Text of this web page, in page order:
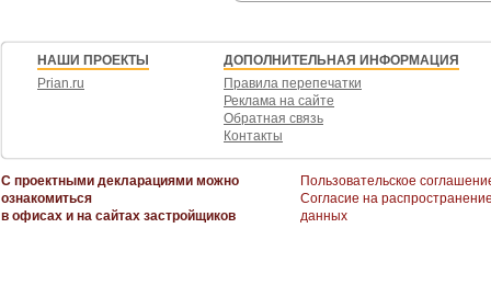
НАШИ ПРОЕКТЫ
Prian.ru
ДОПОЛНИТЕЛЬНАЯ ИНФОРМАЦИЯ
Правила перепечатки
Реклама на сайте
Обратная связь
Контакты
С проектными декларациями можно
ознакомиться
в офисах и на сайтах застройщиков
Пользовательское
Согласие на
данных